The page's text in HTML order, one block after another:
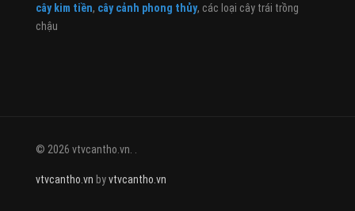
cây kim tiền, cây cảnh phong thủy, các loại cây trái trồng
chậu
© 2026 vtvcantho.vn. .
vtvcantho.vn byvtvcantho.vn